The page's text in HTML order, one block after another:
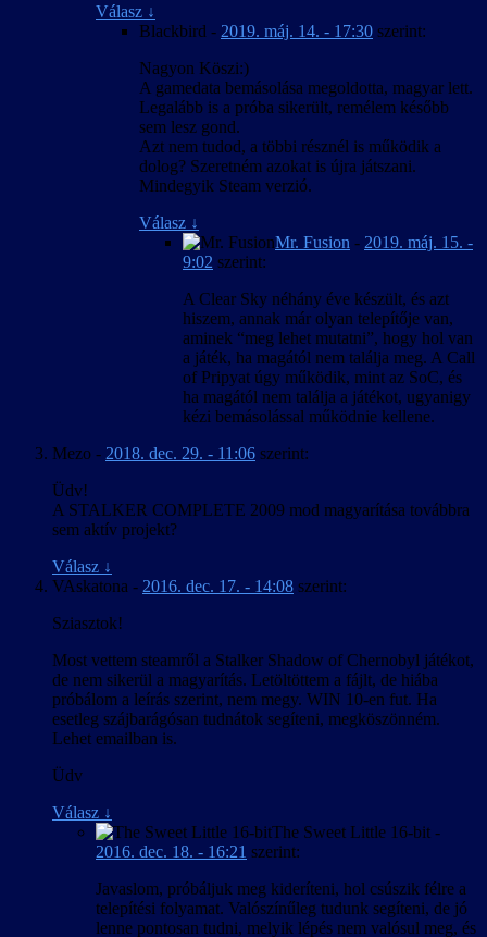
Válasz ↓
Blackbird - 2019. máj. 14. - 17:30 szerint:
Nagyon Köszi:)
A gamedata bemásolása megoldotta, magyar lett.
Legalább is a próba sikerült, remélem később
sem lesz gond.
Azt nem tudod, a többi résznél is működik a
dolog? Szeretném azokat is újra játszani.
Mindegyik Steam verzió.
Válasz ↓
Mr. Fusion - 2019. máj. 15. -
9:02 szerint:
A Clear Sky néhány éve készült, és azt
hiszem, annak már olyan telepítője van,
aminek “meg lehet mutatni”, hogy hol van
a játék, ha magától nem találja meg. A Call
of Pripyat úgy működik, mint az SoC, és
ha magától nem találja a játékot, ugyanigy
kézi bemásolással működnie kellene.
Mezo - 2018. dec. 29. - 11:06 szerint:
Üdv!
A STALKER COMPLETE 2009 mod magyarítása továbbra
sem aktív projekt?
Válasz ↓
VAskatona - 2016. dec. 17. - 14:08 szerint:
Sziasztok!
Most vettem steamről a Stalker Shadow of Chernobyl játékot,
de nem sikerül a magyarítás. Letöltöttem a fájlt, de hiába
próbálom a leírás szerint, nem megy. WIN 10-en fut. Ha
esetleg szájbarágósan tudnátok segíteni, megköszönném.
Lehet emailban is.
Üdv
Válasz ↓
The Sweet Little 16-bit -
2016. dec. 18. - 16:21 szerint:
Javaslom, próbáljuk meg kideríteni, hol csúszik félre a
telepítési folyamat. Valószínűleg tudunk segíteni, de jó
lenne pontosan tudni, melyik lépés nem valósul meg, és